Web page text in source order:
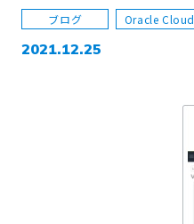
ブログ Oracle Cloud
2021.12.25